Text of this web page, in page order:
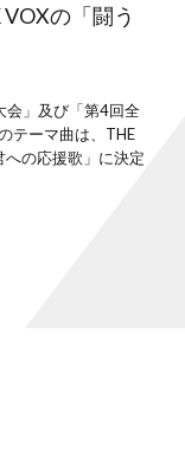
の「闘う
会」及び「第4回全
テーマ曲は、THE
への応援歌」に決定